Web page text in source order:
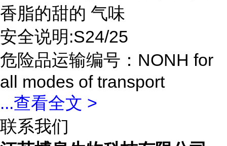
香脂的甜的 气味
安全说明:S24/25
危险品运输编号：NONH for
all modes of transport
...查看全文 >
联系我们